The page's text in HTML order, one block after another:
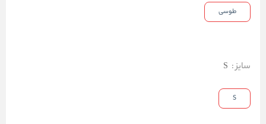
طوسی
سایز:
S
S